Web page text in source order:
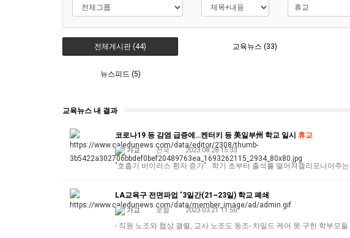
전체게시판 (44) 교육뉴스 (33)
뉴스피드 (5)
교육뉴스 내 결과
코로나19 등 감염 급증에…켄터키 등 美일부州 학교 일시 휴교
가교 전국 2023.08.28 15:33
"호흡기 바이러스 환자 증가"…학기 초부터 출석률 떨어져캘리포니아주
LA교육구 전면파업 ‘3일간(21~23일) 학교 폐쇄
가교 로컬 2023.03.21 11:56
- 직원 노조와 협상 결렬, 교사 노조도 동조- 차일드 케어 못 구한 학부모